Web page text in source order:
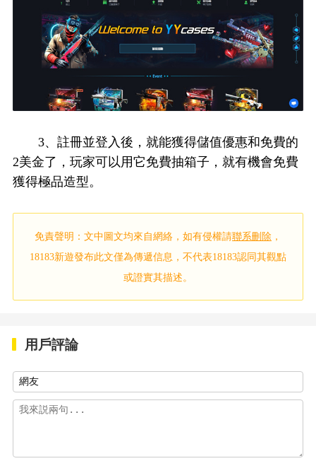
3、註冊並登入後，就能獲得儲值優惠和免費的
2美金了，玩家可以用它免費抽箱子，就有機會免費
獲得極品造型。
免責聲明：文中圖文均來自網絡，如有侵權請聯系刪除 ，
18183新遊發布此文僅為傳遞信息，不代表18183認同其觀點
或證實其描述。
用戶評論